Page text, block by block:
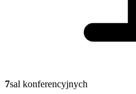
7sal konferencyjnych